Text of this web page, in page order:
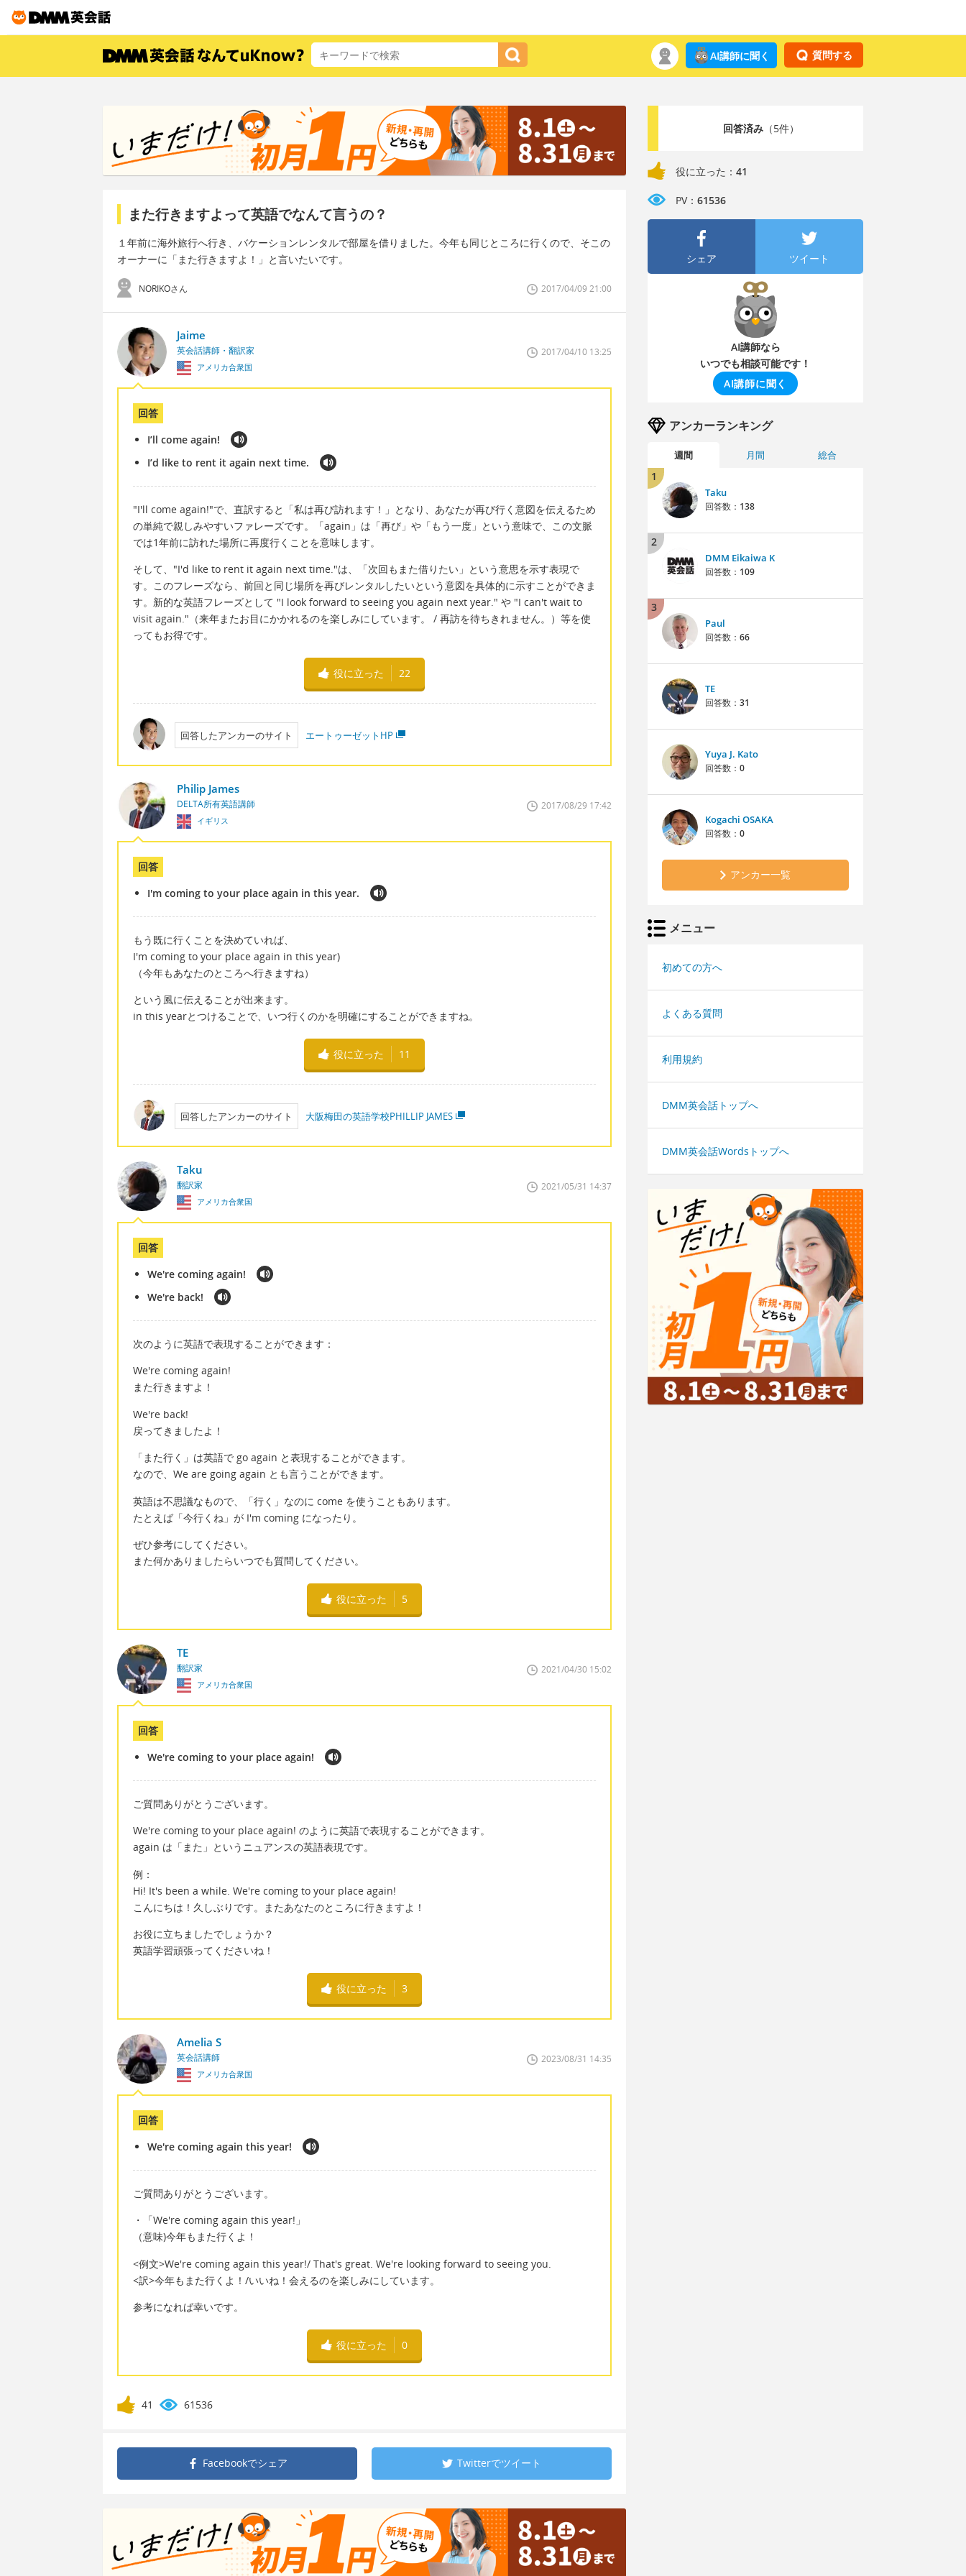
質問する
AI講師に聞く
また行きますよって英語でなんて言うの？
１年前に海外旅行へ行き、バケーションレンタルで部屋を借りました。今年も同じところに行くので、そこの
オーナーに「また行きますよ！」と言いたいです。
NORIKOさん 2017/04/09 21:00
Jaime
英会話講師・翻訳家
アメリカ合衆国
2017/04/10 13:25
回答
I’ll come again!
I’d like to rent it again next time.
"I'll come again!"で、直訳すると「私は再び訪れます！」となり、あなたが再び行く意図を伝えるため
の単純で親しみやすいファレーズです。「again」は「再び」や「もう一度」という意味で、この文脈
では1年前に訪れた場所に再度行くことを意味します。
そして、"I'd like to rent it again next time."は、「次回もまた借りたい」という意思を示す表現で
す。このフレーズなら、前回と同じ場所を再びレンタルしたいという意図を具体的に示すことができま
す。新的な英語フレーズとして "I look forward to seeing you again next year." や "I can't wait to
visit again."（来年またお目にかかれるのを楽しみにしています。 / 再訪を待ちきれません。）等を使
ってもお得です。
役に立った 22
回答したアンカーのサイト エートゥーゼットHP
Philip James
DELTA所有英語講師
イギリス
2017/08/29 17:42
回答
I'm coming to your place again in this year.
もう既に行くことを決めていれば、
I'm coming to your place again in this year)
（今年もあなたのところへ行きますね）
という風に伝えることが出来ます。
in this yearとつけることで、いつ行くのかを明確にすることができますね。
役に立った 11
回答したアンカーのサイト 大阪梅田の英語学校PHILLIP JAMES
Taku
翻訳家
アメリカ合衆国
2021/05/31 14:37
回答
We're coming again!
We're back!
次のように英語で表現することができます：
We're coming again!
また行きますよ！
We're back!
戻ってきましたよ！
「また行く」は英語で go again と表現することができます。
なので、We are going again とも言うことができます。
英語は不思議なもので、「行く」なのに come を使うこともあります。
たとえば「今行くね」が I'm coming になったり。
ぜひ参考にしてください。
また何かありましたらいつでも質問してください。
役に立った 5
TE
翻訳家
アメリカ合衆国
2021/04/30 15:02
回答
We're coming to your place again!
ご質問ありがとうございます。
We're coming to your place again! のように英語で表現することができます。
again は「また」というニュアンスの英語表現です。
例：
Hi! It's been a while. We're coming to your place again!
こんにちは！久しぶりです。またあなたのところに行きますよ！
お役に立ちましたでしょうか？
英語学習頑張ってくださいね！
役に立った 3
Amelia S
英会話講師
アメリカ合衆国
2023/08/31 14:35
回答
We're coming again this year!
ご質問ありがとうございます。
・「We're coming again this year!」
（意味)今年もまた行くよ！
<例文>We're coming again this year!/ That's great. We're looking forward to seeing you.
<訳>今年もまた行くよ！/いいね！会えるのを楽しみにしています。
参考になれば幸いです。
役に立った 0
41 61536
Facebookでシェア Twitterでツイート
回答済み（5件）
役に立った： 41
PV： 61536
シェア ツイート
AI講師なら
いつでも相談可能です！
AI講師に聞く
アンカーランキング
週間 月間 総合
1
Taku
回答数： 138
2
DMM Eikaiwa K
回答数： 109
3
Paul
回答数： 66
TE
回答数： 31
Yuya J. Kato
回答数： 0
Kogachi OSAKA
回答数： 0
アンカー一覧
メニュー
初めての方へ
よくある質問
利用規約
DMM英会話トップへ
DMM英会話Wordsトップへ